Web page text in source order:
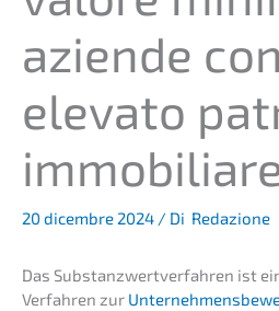
azien­de
eleva­to
20 dicembre 2024 / Di Redazione
Das Substanz­wert­ver­fah­ren ist
Verfah­ren zur